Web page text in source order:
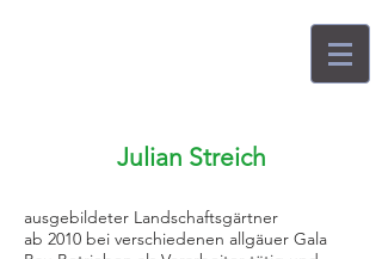
Julian Streich
ausgebildeter Landschaftsgärtner
ab 2010 bei verschiedenen allgäuer Gala